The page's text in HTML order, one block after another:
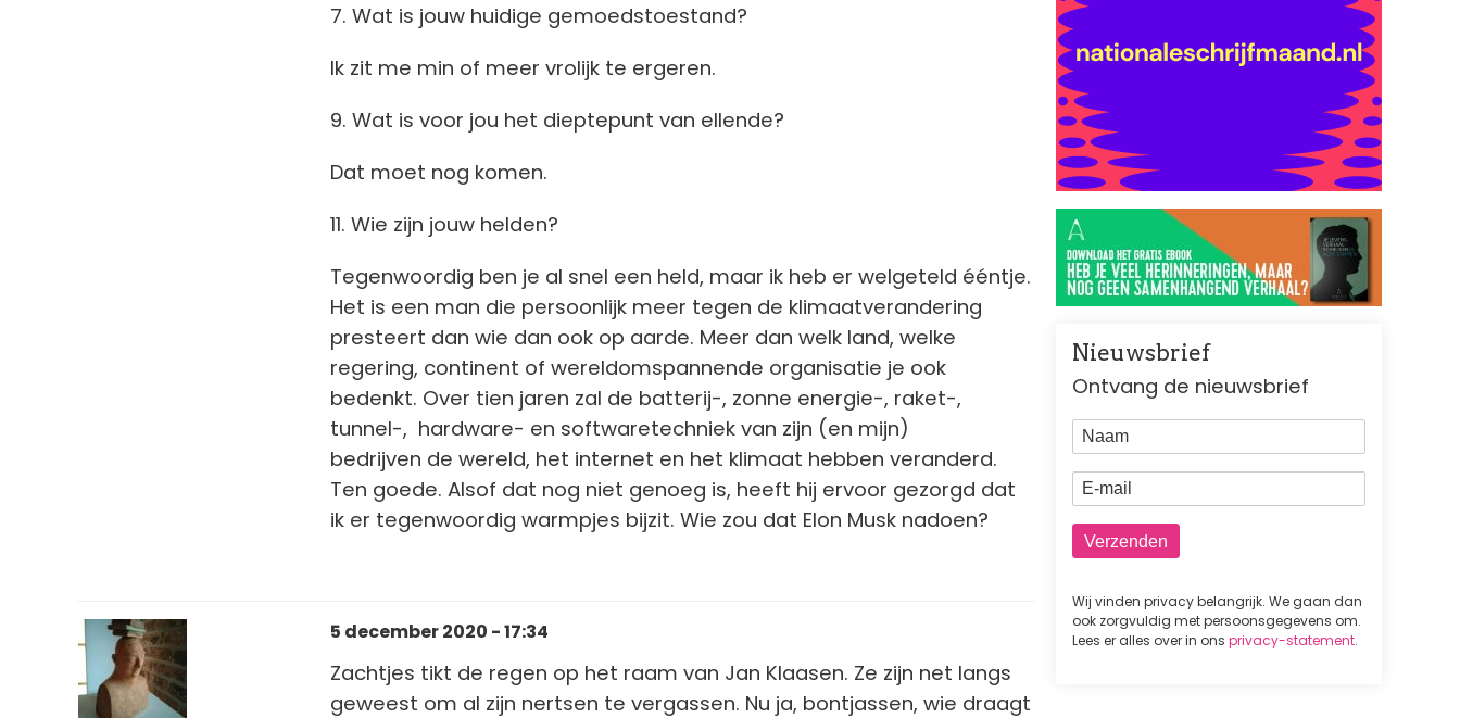
7. Wat is jouw huidige gemoedstoestand?
Ik zit me min of meer vrolijk te ergeren.
9. Wat is voor jou het dieptepunt van ellende?
Dat moet nog komen.
11. Wie zijn jouw helden?
Tegenwoordig ben je al snel een held, maar ik heb er welgeteld ééntje.
Het is een man die persoonlijk meer tegen de klimaatverandering
presteert dan wie dan ook op aarde. Meer dan welk land, welke
regering, continent of wereldomspannende organisatie je ook
bedenkt. Over tien jaren zal de batterij-, zonne energie-, raket-,
tunnel-, hardware- en softwaretechniek van zijn (en mijn)
bedrijven de wereld, het internet en het klimaat hebben veranderd.
Ten goede. Alsof dat nog niet genoeg is, heeft hij ervoor gezorgd dat
ik er tegenwoordig warmpjes bijzit. Wie zou dat Elon Musk nadoen?
5 december 2020 - 17:34
Zachtjes tikt de regen op het raam van Jan Klaasen. Ze zijn net langs
geweest om al zijn nertsen te vergassen. Nu ja, bontjassen, wie draagt
Nieuwsbrief
Ontvang de nieuwsbrief
Naam
E-mail
Wij vinden privacy belangrijk. We gaan dan
ook zorgvuldig met persoonsgegevens om.
Lees er alles over in ons privacy-statement.